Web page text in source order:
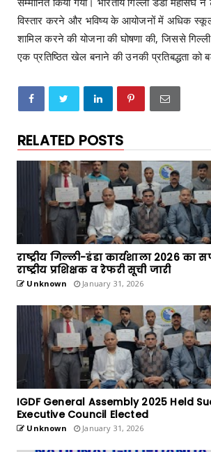
विस्तार करने और भविष्य के आयोजनों में अधिक
शामिल करने की योजना की घोषणा की, जिससे
एक प्रतिष्ठित खेल बनाने की उनकी प्रतिबद्धता को
RELATED POSTS
राष्ट्रीय गिल्ली-डंडा कार्यशाला 2026
राष्ट्रीय प्रशिक्षक व रेफरी सूची जारी
Unknown January 31, 2026
IGDF General Assembly 2025 Held
Executive Council Elected
Unknown January 31, 2026